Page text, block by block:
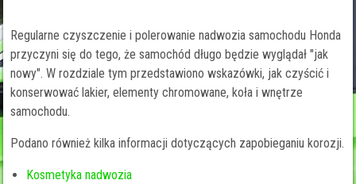
Regularne czyszczenie i polerowanie nadwozia samochodu Honda
przyczyni się do tego, że samochód długo będzie wyglądał "jak
nowy". W rozdziale tym przedstawiono wskazówki, jak czyścić i
konserwować lakier, elementy chromowane, koła i wnętrze
samochodu.
Podano również kilka informacji dotyczących zapobieganiu korozji.
Kosmetyka nadwozia